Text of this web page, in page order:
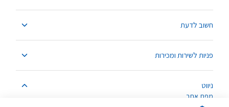
חשוב לדעת
פניות לשירות ומכירות
ניווט
מפת אתר